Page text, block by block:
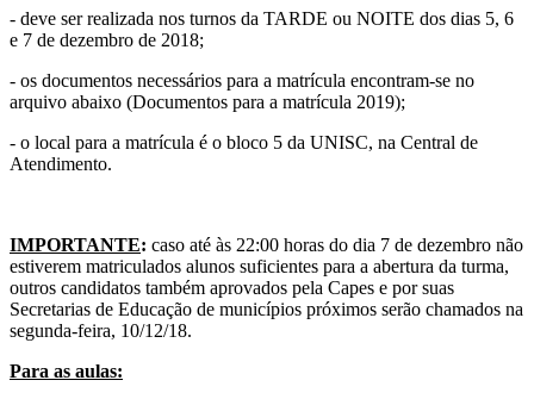
- deve ser realizada nos turnos da TARDE ou NOITE dos dias 5, 6
e 7 de dezembro de 2018;
- os documentos necessários para a matrícula encontram-se no
arquivo abaixo (Documentos para a matrícula 2019);
- o local para a matrícula é o bloco 5 da UNISC, na Central de
Atendimento.
IMPORTANTE: caso até às 22:00 horas do dia 7 de dezembro não
estiverem matriculados alunos suficientes para a abertura da turma,
outros candidatos também aprovados pela Capes e por suas
Secretarias de Educação de municípios próximos serão chamados na
segunda-feira, 10/12/18.
Para as aulas: